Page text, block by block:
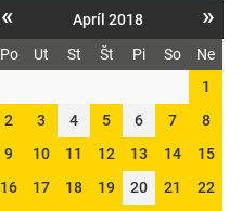
« Apríl 2018 »
Po Ut St Št Pi So
Ne
1
2
3 4 5 6 7
8
9
10 11 12 13 14
15
16
17 18 19 20 21
22